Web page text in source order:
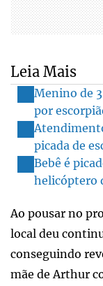
Leia Mais
Menino de
por
picada de
Bebê é
helicóptero
Ao pousar no
local deu
conseguindo
mãe de Arthur